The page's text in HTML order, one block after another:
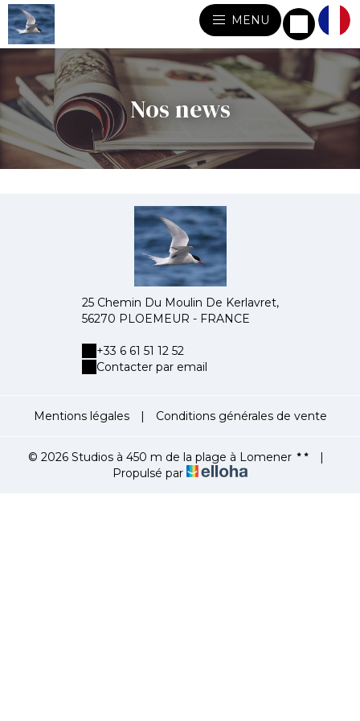
MENU
Nos news
25 Chemin Du Moulin De Kerlavret,
56270 PLOEMEUR - FRANCE
+33 6 61 51 12 52
Contacter par email
Mentions légales | Conditions générales de vente
© 2026 Studios à 450 m de la plage à Lomener
|
Propulsé par